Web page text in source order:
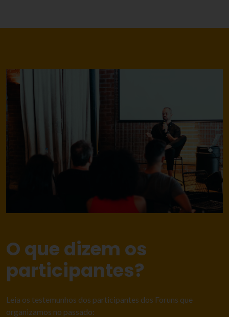
O que dizem os
participantes?
Leia os testemunhos dos participantes dos Foruns que
organizamos no passado: